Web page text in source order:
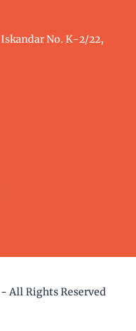
No. K-2/22,
- All Rights Reserved